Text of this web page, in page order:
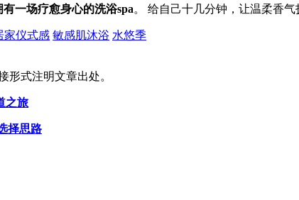
一场疗愈身心的洗浴spa。 给自己十几分钟，让温柔香
家仪式感 敏感肌沐浴 水悠季
形式注明文章出处。
之旅
择思路